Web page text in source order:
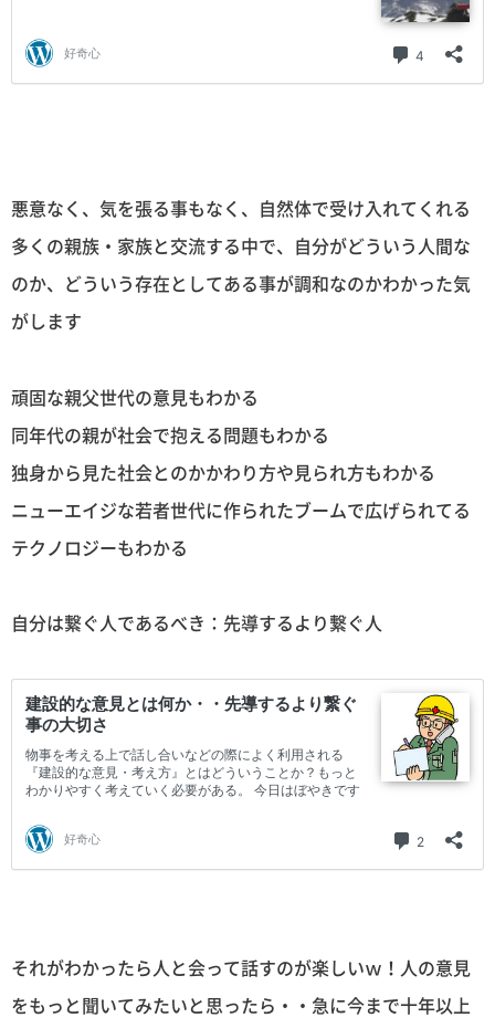
悪意なく、気を張る事もなく、自然体で受け入れてくれる
多くの親族・家族と交流する中で、自分がどういう人間な
のか、どういう存在としてある事が調和なのかわかった気
がします
頑固な親父世代の意見もわかる
同年代の親が社会で抱える問題もわかる
独身から見た社会とのかかわり方や見られ方もわかる
ニューエイジな若者世代に作られたブームで広げられてる
テクノロジーもわかる
自分は繋ぐ人であるべき：先導するより繋ぐ人
それがわかったら人と会って話すのが楽しいｗ！人の意見
をもっと聞いてみたいと思ったら・・急に今まで十年以上